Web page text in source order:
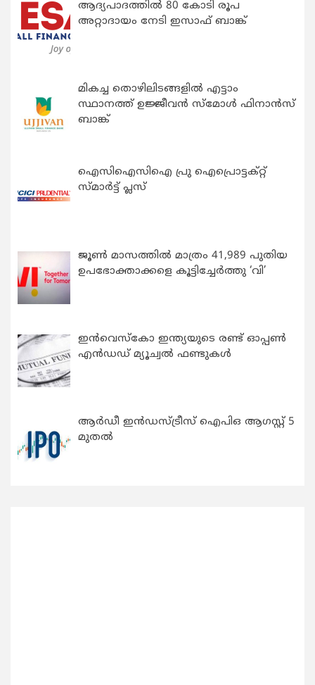
ആദ്യപാദത്തിൽ 80 കോടി രൂപ
അറ്റാദായം നേടി ഇസാഫ് ബാങ്ക്
മികച്ച തൊഴിലിടങ്ങളിൽ എട്ടാം
സ്ഥാനത്ത് ഉജ്ജീവൻ സ്മോൾ ഫിനാൻസ്
ബാങ്ക്
ഐസിഐസിഐ പ്രു ഐപ്രൊട്ടക്റ്റ്
സ്മാർട്ട് പ്ലസ്
ജൂൺ മാസത്തിൽ മാത്രം 41,989 പുതിയ
ഉപഭോക്താക്കളെ കൂട്ടിച്ചേർത്തു ‘വി’
ഇന്‍വെസ്കോ ഇന്ത്യയുടെ രണ്ട് ഓപ്പണ്‍
എന്‍ഡഡ് മ്യൂച്വല്‍ ഫണ്ടുകള്‍
ആർഡീ ഇൻഡസ്ട്രീസ് ഐപിഒ ആഗസ്റ്റ് 5
മുതൽ